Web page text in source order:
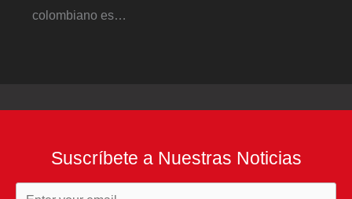
colombiano es…
Suscríbete a Nuestras Noticias